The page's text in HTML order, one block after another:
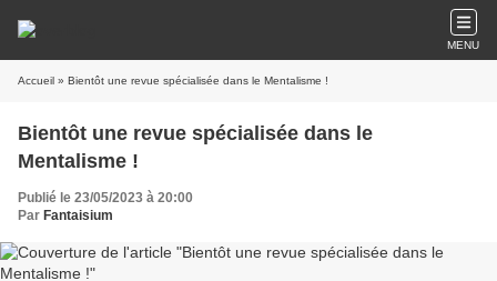
MENU
Accueil » Bientôt une revue spécialisée dans le Mentalisme !
Bientôt une revue spécialisée dans le
Mentalisme !
Publié le 23/05/2023 à 20:00
Par Fantaisium